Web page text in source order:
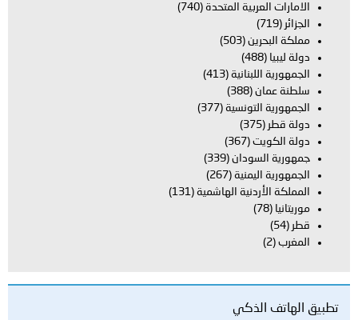
الامارات العربية المتحدة (740)
الجزائر (719)
مملكة البحرين (503)
دولة ليبيا (488)
الجمهورية اللبنانية (413)
سلطنة عمان (388)
الجمهورية التونسية (377)
دولة قطر (375)
دولة الكويت (367)
جمهورية السودان (339)
الجمهورية اليمنية (267)
المملكة الأردنية الهاشمية (131)
موريتانيا (78)
قطر (54)
المغرب (2)
تطبيق الهاتف الذكي